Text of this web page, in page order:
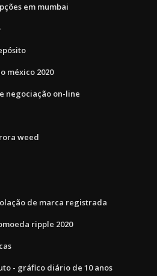
em mumbai
méxico 2020
negociação on-line
weed
de marca registrada
ripple 2020
- gráfico diário de 10 anos